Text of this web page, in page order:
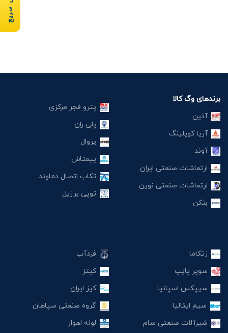
برندهای وگ کالا
آذین
آریا کوپلینگ
آوند
ارتعاشات صنعتی ایران
ارتعاشات صنعتی نوین
بنکن
پترو فجر مرکزی
پلی ران
پروال
پیمتاش
تکاب اتصال دماوند
توپی برزیل
زتکاما
سوپر پایپ
سیپکس اسپانیا
سیم ایتالیا
شیرآلات صنعتی سام
فردآب
کیتز
کیز ایران
گروه صنعتی سپاهان
لوله اهواز